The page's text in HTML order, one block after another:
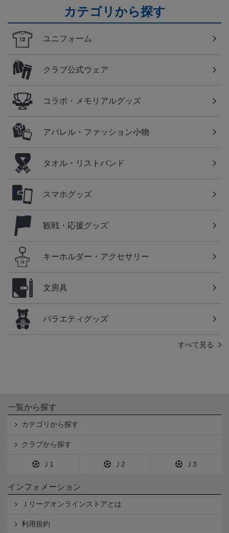
カテゴリから探す
ユニフォーム
クラブ公式ウェア
コラボ・メモリアルグッズ
アパレル・ファッション小物
タオル・リストバンド
スマホグッズ
観戦・応援グッズ
キーホルダー・アクセサリー
文房具
バラエティグッズ
すべて見る
一覧から探す
カテゴリから探す
クラブから探す
Ｊ1 Ｊ2 Ｊ3
インフォメーション
Ｊリーグオンラインストアとは
利用規約